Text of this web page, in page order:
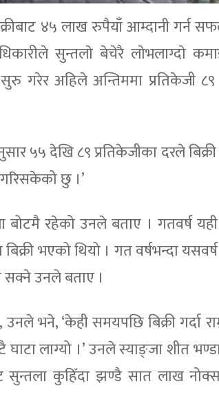
४५ लाख रुपैयाँ आम्दानी गर्न
सुन्तलाे बेचेरै लाेभलाग्दाे
गरेर अहिले अन्तिममा प्रतिकेजी ८९
५५ देखि ८९ प्रतिकेजीका दरले
छु ।’
बोटमै रहेको उनले बताए । गतवर्ष
भएको थियो । गत वर्षभन्दा
सक्ने उनले बताए ।
भने, ‘केही समयपछि बिक्री गर्दा
लाग्यो ।’ उनले स्याङ्जा शीत
सुन्तला कुहिँदा झण्डै सात लाख